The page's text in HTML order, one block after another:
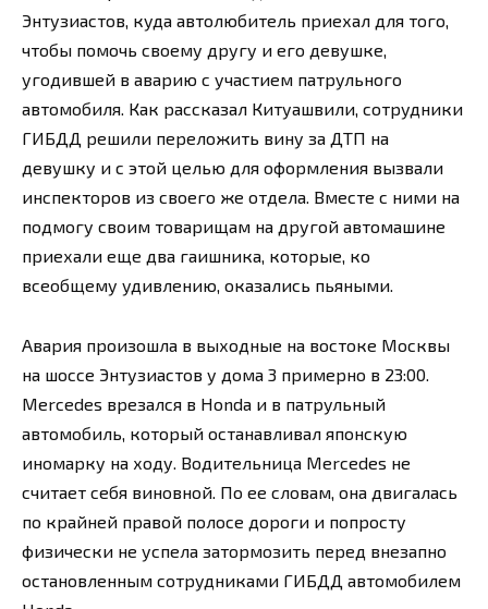
Энтузиастов, куда автолюбитель приехал для того,
чтобы помочь своему другу и его девушке,
угодившей в аварию с участием патрульного
автомобиля. Как рассказал Китуашвили, сотрудники
ГИБДД решили переложить вину за ДТП на
девушку и с этой целью для оформления вызвали
инспекторов из своего же отдела. Вместе с ними на
подмогу своим товарищам на другой автомашине
приехали еще два гаишника, которые, ко
всеобщему удивлению, оказались пьяными.
Авария произошла в выходные на востоке Москвы
на шоссе Энтузиастов у дома 3 примерно в 23:00.
Mercedes врезался в Honda и в патрульный
автомобиль, который останавливал японскую
иномарку на ходу. Водительница Mercedes не
считает себя виновной. По ее словам, она двигалась
по крайней правой полосе дороги и попросту
физически не успела затормозить перед внезапно
остановленным сотрудниками ГИБДД автомобилем